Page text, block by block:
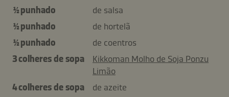
½ punhado
de salsa
½ punhado
de hortelã
½ punhado
de coentros
3 colheres de sopa
Kikkoman Molho de Soja Ponzu
Limão
4 colheres de sopa
de azeite